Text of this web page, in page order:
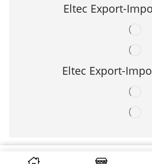
Eltec Export-
Eltec Export-